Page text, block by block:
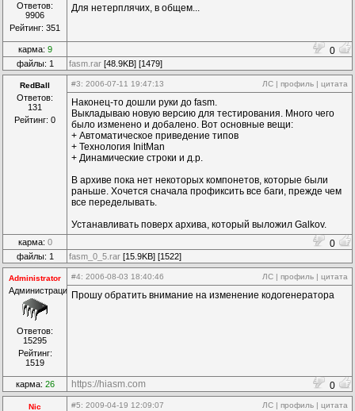
Ответов:
9906
Рейтинг: 351
Для нетерплячих, в общем...
карма: 9 0
файлы: 1 fasm.rar [48.9KB] [1479]
RedBall
Ответов:
131
Рейтинг: 0
#3: 2006-07-11 19:47:13 ЛС | профиль | цитата
Наконец-то дошли руки до fasm.
Выкладываю новую версию для тестирования. Много чего
было изменено и добалено. Вот основные вещи:
+ Автоматическое приведение типов
+ Технология InitMan
+ Динамические строки и д.р.
В архиве пока нет некоторых компонетов, которые были
раньше. Хочется сначала профиксить все баги, прежде чем
все переделывать.
Устанавливать поверх архива, который выложил Galkov.
карма: 0 0
файлы: 1 fasm_0_5.rar [15.9KB] [1522]
Administrator
Администрация
Ответов:
15295
Рейтинг:
1519
#4: 2006-08-03 18:40:46 ЛС | профиль | цитата
Прошу обратить внимание на изменение кодогенератора
карма: 26 https://hiasm.com 0
Nic #5: 2009-04-19 12:09:07 ЛС | профиль | цитата